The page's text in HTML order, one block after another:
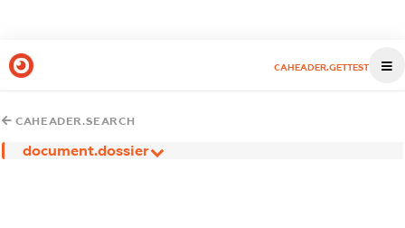
CAHEADER.GETTEST
CAHEADER.SEARCH
document.dossier